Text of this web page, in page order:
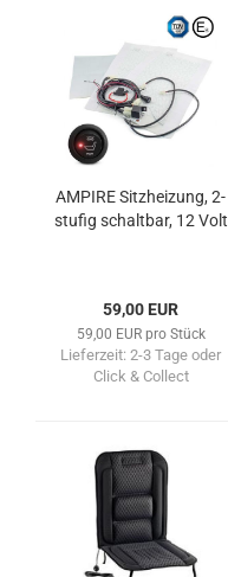
AMPIRE Sitzheizung, 2-
stufig schaltbar, 12 Volt
59,00 EUR
59,00 EUR pro Stück
Lieferzeit: 2-3 Tage oder
Click & Collect